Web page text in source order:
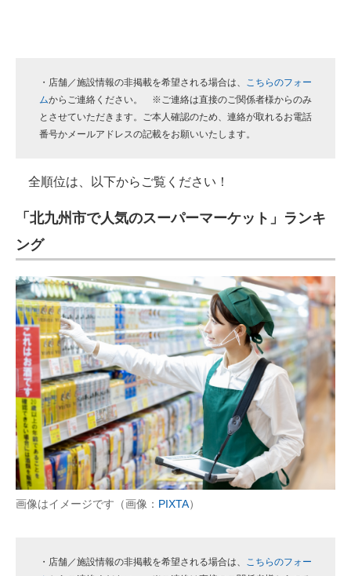
・店舗／施設情報の非掲載を希望される場合は、 こちらのフォー
ムからご連絡ください。 ※ご連絡は直接のご関係者様からのみ
とさせていただきます。ご本人確認のため、連絡が取れるお電話
番号かメールアドレスの記載をお願いいたします。
全順位は、以下からご覧ください！
「北九州市で人気のスーパーマーケット」ランキ
ング
画像はイメージです（画像： PIXTA）
・店舗／施設情報の非掲載を希望される場合は、 こちらのフォー